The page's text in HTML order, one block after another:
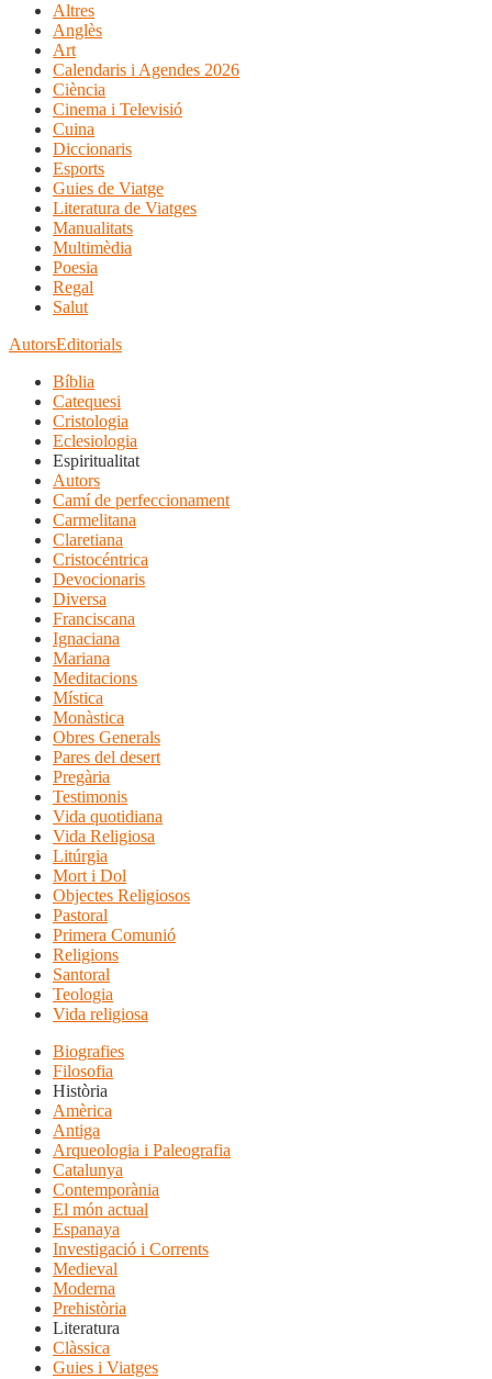
Altres
Anglès
Art
Calendaris i Agendes 2026
Ciència
Cinema i Televisió
Cuina
Diccionaris
Esports
Guies de Viatge
Literatura de Viatges
Manualitats
Multimèdia
Poesia
Regal
Salut
AutorsEditorials
Bíblia
Catequesi
Cristologia
Eclesiologia
Espiritualitat
Autors
Camí de perfeccionament
Carmelitana
Claretiana
Cristocéntrica
Devocionaris
Diversa
Franciscana
Ignaciana
Mariana
Meditacions
Mística
Monàstica
Obres Generals
Pares del desert
Pregària
Testimonis
Vida quotidiana
Vida Religiosa
Litúrgia
Mort i Dol
Objectes Religiosos
Pastoral
Primera Comunió
Religions
Santoral
Teologia
Vida religiosa
Biografies
Filosofia
Història
Amèrica
Antiga
Arqueologia i Paleografia
Catalunya
Contemporània
El món actual
Espanaya
Investigació i Corrents
Medieval
Moderna
Prehistòria
Literatura
Clàssica
Guies i Viatges